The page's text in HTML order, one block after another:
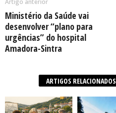
Artigo anterior
Ministério da Saúde vai
desenvolver “plano para
urgências” do hospital
Amadora-Sintra
ARTIGOS RELACIONADOS